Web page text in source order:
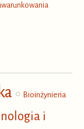
Bioinżynieria
i